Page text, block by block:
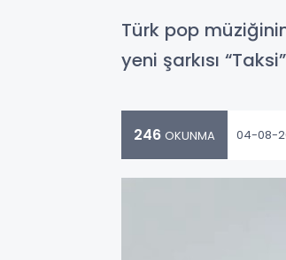
Türk pop
yeni şarkısı
246 OKUNMA 04-08-